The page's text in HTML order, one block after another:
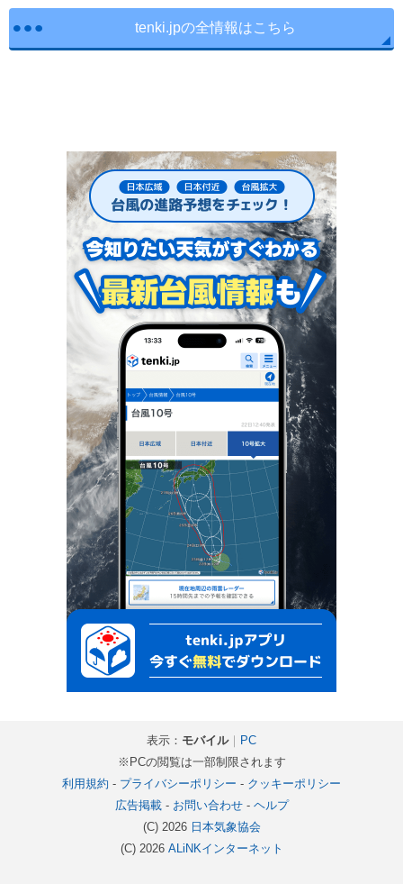
tenki.jpの全情報はこちら
表示： モバイル｜ PC
※PCの閲覧は一部制限されます
利用規約 - プライバシーポリシー - クッキーポリシー
広告掲載- お問い合わせ- ヘルプ
(C) 2026 日本気象協会
(C) 2026 ALiNKインターネット